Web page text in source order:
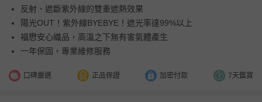
反射、遮斷紫外線的雙重遮熱效果
陽光OUT！紫外線BYEBYE！遮光率達99%以上
福懋安心織品，高溫之下無有害氣體產生
一年保固，專業維修服務
口碑嚴選 正品保證 加密付款 7天鑑賞